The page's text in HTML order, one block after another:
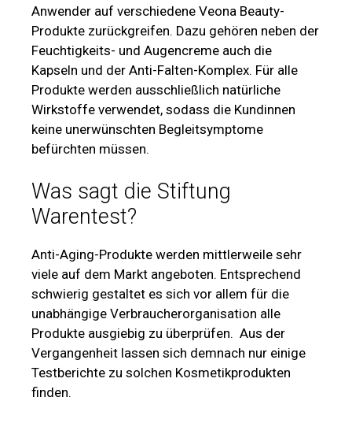
Anwender auf verschiedene Veona Beauty-
Produkte zurückgreifen. Dazu gehören neben der
Feuchtigkeits- und Augencreme auch die
Kapseln und der Anti-Falten-Komplex. Für alle
Produkte werden ausschließlich natürliche
Wirkstoffe verwendet, sodass die Kundinnen
keine unerwünschten Begleitsymptome
befürchten müssen.
Was sagt die Stiftung
Warentest?
Anti-Aging-Produkte werden mittlerweile sehr
viele auf dem Markt angeboten. Entsprechend
schwierig gestaltet es sich vor allem für die
unabhängige Verbraucherorganisation alle
Produkte ausgiebig zu überprüfen. Aus der
Vergangenheit lassen sich demnach nur einige
Testberichte zu solchen Kosmetikprodukten
finden.